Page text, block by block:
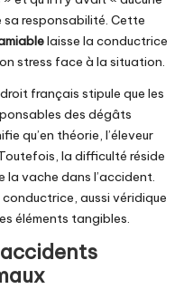
responsabilité. Cette
laisse la conductrice
stress face à la situation.
français stipule que les
des dégâts
qu’en théorie, l’éleveur
la difficulté réside
la vache dans l’accident.
aussi véridique
éléments tangibles.